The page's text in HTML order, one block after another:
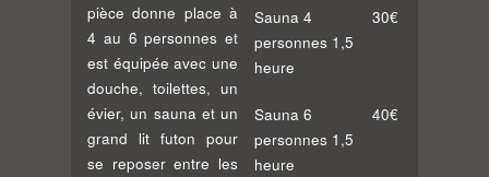
pièce donne place à
4 au 6 personnes et
est équipée avec une
douche, toilettes, un
évier, un sauna et un
grand lit futon pour
se reposer entre les
Sauna 4
personnes 1,5
heure
30€
Sauna 6
personnes 1,5
heure
40€